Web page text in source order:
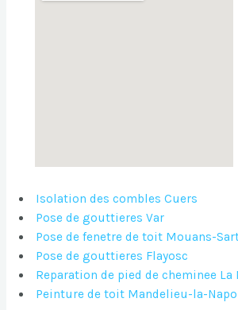
Isolation des combles Cuers
Pose de gouttieres Var
Pose de fenetre de toit Mouans-
Pose de gouttieres Flayosc
Reparation de pied de cheminee La
Peinture de toit Mandelieu-la-